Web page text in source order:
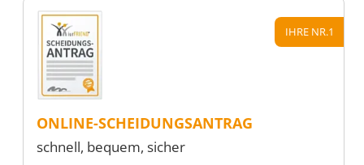
IHRE NR.1
ONLINE-SCHEIDUNGSANTRAG
schnell, bequem, sicher